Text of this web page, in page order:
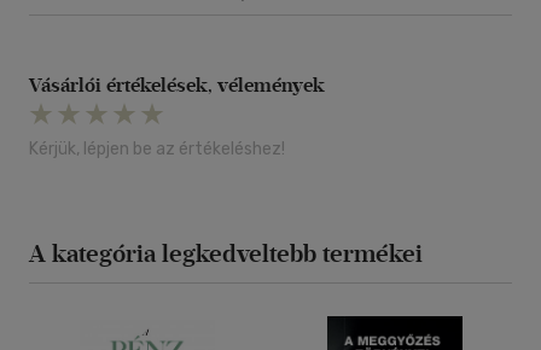
Vásárlói értékelések, vélemények
Kérjük, lépjen be az értékeléshez!
A kategória legkedveltebb termékei